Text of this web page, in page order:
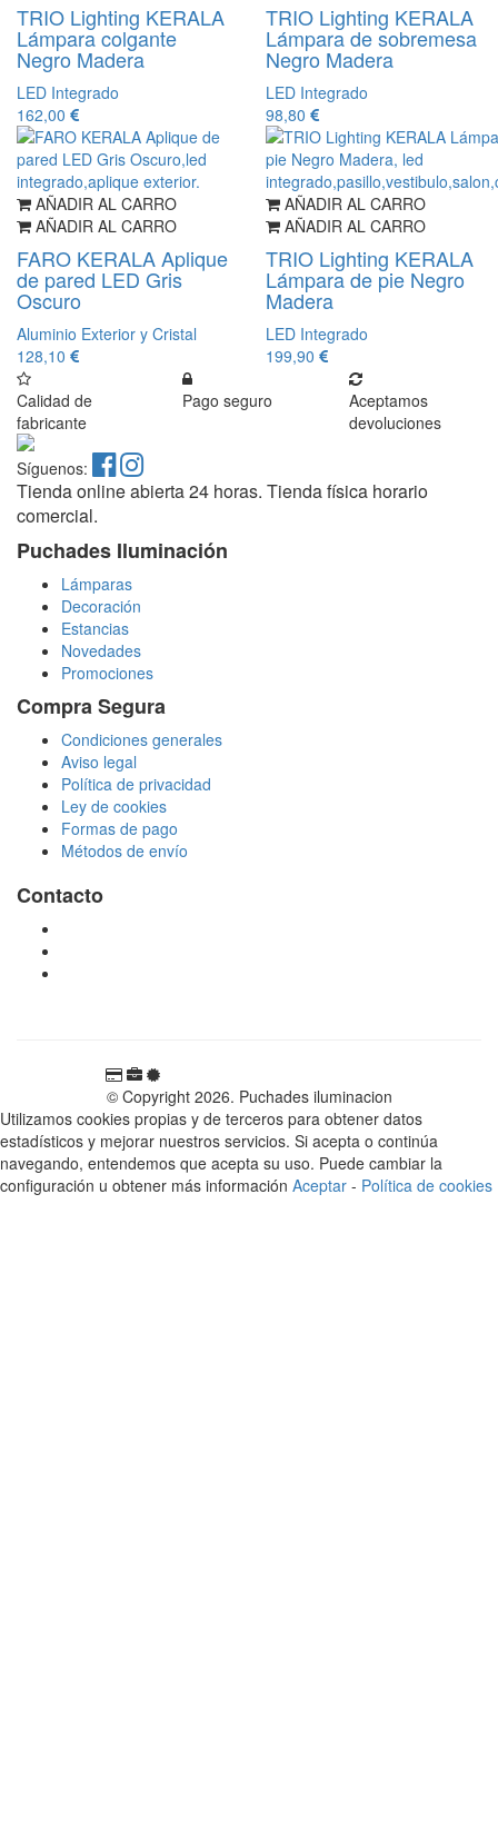
TRIO Lighting KERALA
Lámpara colgante
Negro Madera
LED Integrado
162,00
TRIO Lighting KERALA
Lámpara de sobremesa
Negro Madera
LED Integrado
98,80
AÑADIR AL CARRO
AÑADIR AL CARRO
FARO KERALA Aplique
de pared LED Gris
Oscuro
Aluminio Exterior y Cristal
128,10
AÑADIR AL CARRO
AÑADIR AL CARRO
TRIO Lighting KERALA
Lámpara de pie Negro
Madera
LED Integrado
199,90
Calidad de
fabricante
Pago seguro
Aceptamos
devoluciones
Síguenos:
Tienda online abierta 24 horas. Tienda física horario
comercial.
Puchades Iluminación
Lámparas
Decoración
Estancias
Novedades
Promociones
Compra Segura
Condiciones generales
Aviso legal
Política de privacidad
Ley de cookies
Formas de pago
Métodos de envío
Contacto
© Copyright 2026. Puchades iluminacion
Utilizamos cookies propias y de terceros para obtener datos
estadísticos y mejorar nuestros servicios. Si acepta o continúa
navegando, entendemos que acepta su uso. Puede cambiar la
configuración u obtener más información Aceptar - Política de cookies